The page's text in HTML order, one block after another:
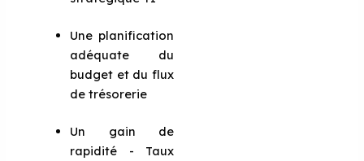
Une planification
adéquate du
budget et du flux
de trésorerie
Un gain de
rapidité - Taux